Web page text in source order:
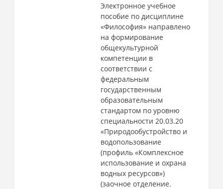
Электронное учебное
пособие по дисциплине
«Философия» направлено
на формирование
общекультурной
компетенции в
соответствии с
федеральным
государственным
образовательным
стандартом по уровню
специальности 20.03.20
«Природообустройство и
водопользование
(профиль «Комплексное
использование и охрана
водных ресурсов»)
(заочное отделение.